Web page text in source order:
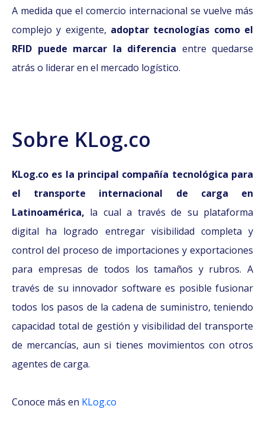
A medida que el comercio internacional se vuelve más
complejo y exigente, adoptar tecnologías como el
RFID puede marcar la diferencia entre quedarse
atrás o liderar en el mercado logístico.
Sobre KLog.co
KLog.co es la principal compañía tecnológica para
el transporte internacional de carga en
Latinoamérica, la cual a través de su plataforma
digital ha logrado entregar visibilidad completa y
control del proceso de importaciones y exportaciones
para empresas de todos los tamaños y rubros. A
través de su innovador software es posible fusionar
todos los pasos de la cadena de suministro, teniendo
capacidad total de gestión y visibilidad del transporte
de mercancías, aun si tienes movimientos con otros
agentes de carga.
Conoce más en KLog.co